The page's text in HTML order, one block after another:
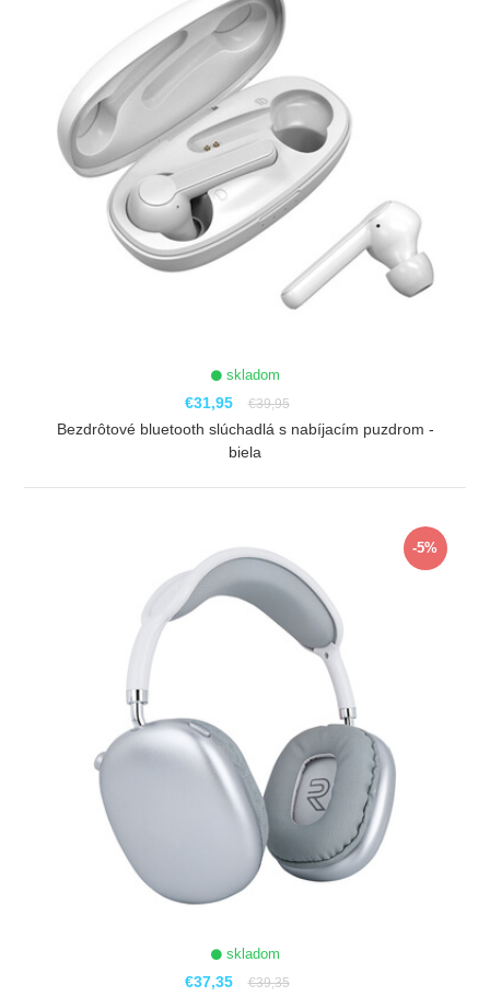
skladom
€31,95 €39,95
Bezdrôtové bluetooth slúchadlá s nabíjacím puzdrom -
biela
-5%
skladom
€37,35 €39,35